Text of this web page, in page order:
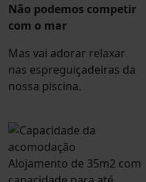
Não podemos competir
com o mar
Mas vai adorar relaxar
nas espreguiçadeiras da
nossa piscina.
Alojamento de 35m2 com